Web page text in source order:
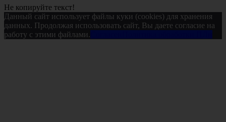
Не копируйте текст!
Данный сайт использует файлы куки (cookies) для хранения
данных. Продолжая использовать сайт, Вы даете согласие на
работу с этими файлами.